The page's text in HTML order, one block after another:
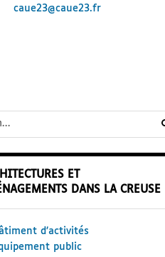
caue23@caue23.fr
ET
DANS LA CREUSE
d’activités
public